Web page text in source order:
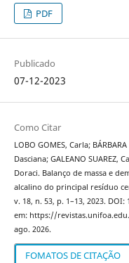
PDF
Publicado
07-12-2023
Como Citar
LOBO GOMES, Carla;
Dasciana; GALEANO SUAREZ,
Doraci. Balanço de massa e
alcalino do principal resíduo
v. 18, n. 53, p. 1–13, 2023.
em: https://
ago. 2026.
FOMATOS DE CITAÇÃO